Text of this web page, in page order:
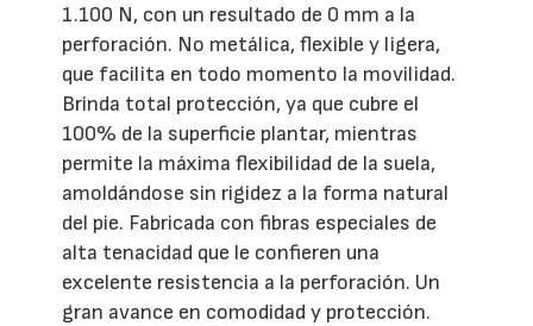
1.100 N, con un resultado de 0 mm a la
perforación. No metálica, flexible y ligera,
que facilita en todo momento la movilidad.
Brinda total protección, ya que cubre el
100% de la superficie plantar, mientras
permite la máxima flexibilidad de la suela,
amoldándose sin rigidez a la forma natural
del pie. Fabricada con fibras especiales de
alta tenacidad que le confieren una
excelente resistencia a la perforación. Un
gran avance en comodidad y protección.